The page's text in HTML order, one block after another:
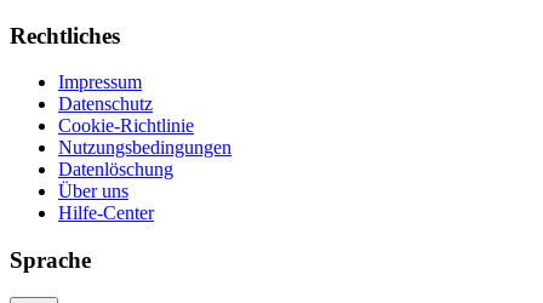
Rechtliches
Impressum
Datenschutz
Cookie-Richtlinie
Nutzungsbedingungen
Datenlöschung
Über uns
Hilfe-Center
Sprache